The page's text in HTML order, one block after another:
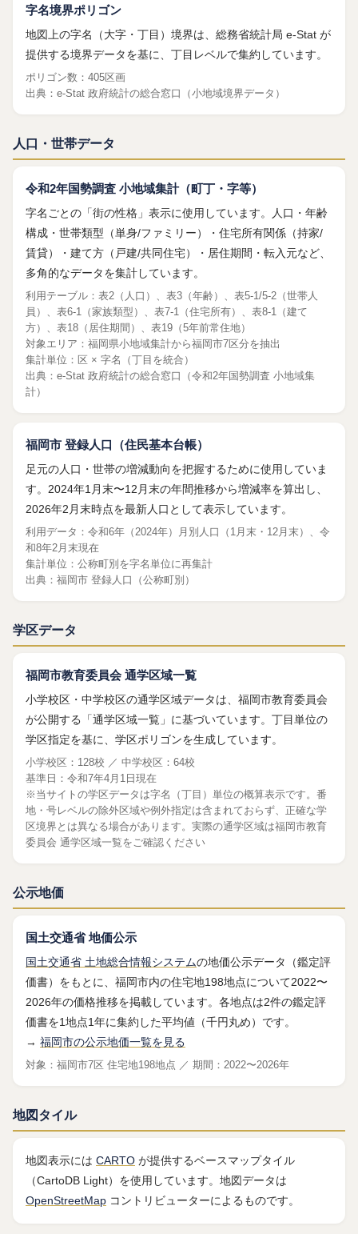
字名境界ポリゴン
地図上の字名（大字・丁目）境界は、総務省統計局 e-Stat が
提供する境界データを基に、丁目レベルで集約しています。
ポリゴン数：405区画
出典： e-Stat 政府統計の総合窓口 （小地域境界データ）
人口・世帯データ
令和2年国勢調査 小地域集計（町丁・字等）
字名ごとの「街の性格」表示に使用しています。人口・年齢
構成・世帯類型（単身/ファミリー）・住宅所有関係（持家/
賃貸）・建て方（戸建/共同住宅）・居住期間・転入元など、
多角的なデータを集計しています。
利用テーブル：表2（人口）、表3（年齢）、表5-1/5-2（世帯人
員）、表6-1（家族類型）、表7-1（住宅所有）、表8-1（建て
方）、表18（居住期間）、表19（5年前常住地）
対象エリア：福岡県小地域集計から福岡市7区分を抽出
集計単位：区 × 字名（丁目を統合）
出典： e-Stat 政府統計の総合窓口
（令和2年国勢調査 小地域集
計）
福岡市 登録人口（住民基本台帳）
足元の人口・世帯の増減動向を把握するために使用していま
す。2024年1月末〜12月末の年間推移から増減率を算出し、
2026年2月末時点を最新人口として表示しています。
利用データ：令和6年（2024年）月別人口（1月末・12月末）、令
和8年2月末現在
集計単位：公称町別を字名単位に再集計
出典： 福岡市 登録人口（公称町別）
学区データ
福岡市教育委員会 通学区域一覧
小学校区・中学校区の通学区域データは、福岡市教育委員会
が公開する「通学区域一覧」に基づいています。丁目単位の
学区指定を基に、学区ポリゴンを生成しています。
小学校区：128校 ／ 中学校区：64校
基準日：令和7年4月1日現在
※当サイトの学区データは字名（丁目）単位の概算表示です。番
地・号レベルの除外区域や例外指定は含まれておらず、正確な学
区境界とは異なる場合があります。実際の通学区域は福岡市教育
委員会 通学区域一覧をご確認ください
公示地価
国土交通省 地価公示
国土交通省 土地総合情報システムの地価公示データ（鑑定評
価書）をもとに、福岡市内の住宅地198地点について2022〜
2026年の価格推移を掲載しています。各地点は2件の鑑定評
価書を1地点1年に集約した平均値（千円丸め）です。
→ 福岡市の公示地価一覧を見る
対象：福岡市7区 住宅地198地点 ／ 期間：2022〜2026年
地図タイル
地図表示には CARTO が提供するベースマップタイル
（CartoDB Light）を使用しています。地図データは
OpenStreetMap コントリビューターによるものです。